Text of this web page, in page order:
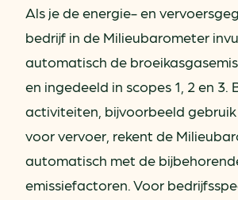
Als je de energie- en
bedrijf in de Milieubarometer
automatisch de
en ingedeeld in scopes 1, 2 en 3.
activiteiten, bijvoorbeeld gebruik
voor vervoer, rekent de
automatisch met de
emissiefactoren. Voor